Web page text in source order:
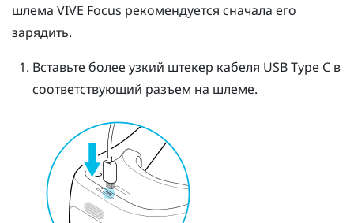
шлема VIVE Focus рекомендуется сначала его
зарядить.
Вставьте более узкий штекер кабеля USB Type Cв
соответствующий разъем на шлеме.